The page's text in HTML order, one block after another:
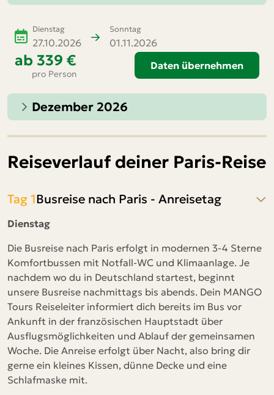
Dienstag
27.10.2026
Sonntag
01.11.2026
ab 339 €
pro Person
Daten übernehmen
Dezember 2026
Reiseverlauf deiner Paris-Reise
Tag 1Busreise nach Paris - Anreisetag
Dienstag
Die Busreise nach Paris erfolgt in modernen 3-4 Sterne
Komfortbussen mit Notfall-WC und Klimaanlage. Je
nachdem wo du in Deutschland startest, beginnt
unsere Busreise nachmittags bis abends. Dein MANGO
Tours Reiseleiter informiert dich bereits im Bus vor
Ankunft in der französischen Hauptstadt über
Ausflugsmöglichkeiten und Ablauf der gemeinsamen
Woche. Die Anreise erfolgt über Nacht, also bring dir
gerne ein kleines Kissen, dünne Decke und eine
Schlafmaske mit.